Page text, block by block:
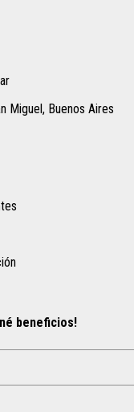
Miguel, Buenos Aires
beneficios!